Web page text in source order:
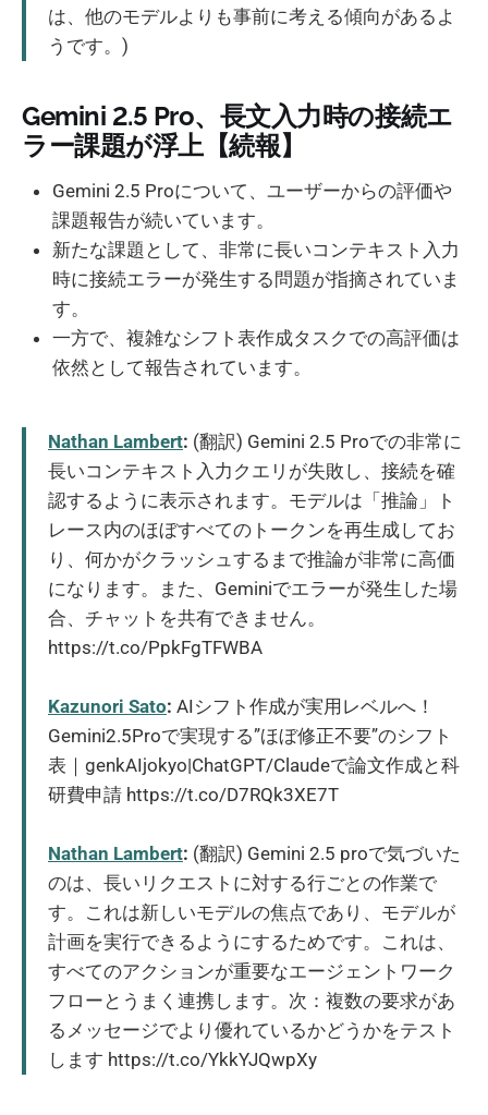
は、他のモデルよりも事前に考える傾向があるよ
うです。)
Gemini 2.5 Pro、長文入力時の接続エ
ラー課題が浮上【続報】
Gemini 2.5 Proについて、ユーザーからの評価や
課題報告が続いています。
新たな課題として、非常に長いコンテキスト入力
時に接続エラーが発生する問題が指摘されていま
す。
一方で、複雑なシフト表作成タスクでの高評価は
依然として報告されています。
Nathan Lambert: (翻訳) Gemini 2.5 Proでの非常に
長いコンテキスト入力クエリが失敗し、接続を確
認するように表示されます。モデルは「推論」ト
レース内のほぼすべてのトークンを再生成してお
り、何かがクラッシュするまで推論が非常に高価
になります。また、Geminiでエラーが発生した場
合、チャットを共有できません。
https://t.co/PpkFgTFWBA
Kazunori Sato: AIシフト作成が実用レベルへ！
Gemini2.5Proで実現する”ほぼ修正不要”のシフト
表｜genkAIjokyo|ChatGPT/Claudeで論文作成と科
研費申請 https://t.co/D7RQk3XE7T
Nathan Lambert: (翻訳) Gemini 2.5 proで気づいた
のは、長いリクエストに対する行ごとの作業で
す。これは新しいモデルの焦点であり、モデルが
計画を実行できるようにするためです。これは、
すべてのアクションが重要なエージェントワーク
フローとうまく連携します。次：複数の要求があ
るメッセージでより優れているかどうかをテスト
します https://t.co/YkkYJQwpXy